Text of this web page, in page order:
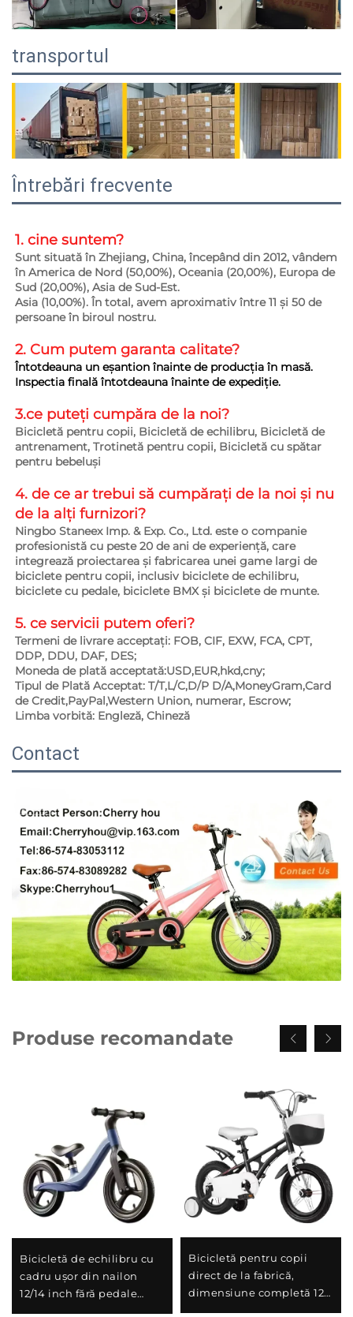
transportul
Întrebări frecvente
1. cine suntem?
Sunt situată în Zhejiang, China, începând din 2012, vândem
în America de Nord (50,00%), Oceania (20,00%), Europa de
Sud (20,00%), Asia de Sud-Est.
Asia (10,00%). În total, avem aproximativ între 11 și 50 de
persoane în biroul nostru.
2. Cum putem garanta calitate?
Întotdeauna un eșantion înainte de producția în masă.
Inspectia finală întotdeauna înainte de expediție.
3.ce puteți cumpăra de la noi?
Bicicletă pentru copii, Bicicletă de echilibru, Bicicletă de
antrenament, Trotinetă pentru copii, Bicicletă cu spătar
pentru bebeluși
4. de ce ar trebui să cumpărați de la noi și nu
de la alți furnizori?
Ningbo Staneex Imp. & Exp. Co., Ltd. este o companie
profesionistă cu peste 20 de ani de experiență, care
integrează proiectarea și fabricarea unei game largi de
biciclete pentru copii, inclusiv biciclete de echilibru,
biciclete cu pedale, biciclete BMX și biciclete de munte.
5. ce servicii putem oferi?
Termeni de livrare acceptați: FOB, CIF, EXW, FCA, CPT,
DDP, DDU, DAF, DES;
Moneda de plată acceptată:USD,EUR,hkd,cny;
Tipul de Plată Acceptat: T/T,L/C,D/P D/A,MoneyGram,Card
de Credit,PayPal,Western Union, numerar, Escrow;
Limba vorbită: Engleză, Chineză
Contact
Produse recomandate
Bicicletă de echilibru cu
cadru ușor din nailon
12/14 inch fără pedale
Bicicletă pentru copii
direct de la fabrică,
dimensiune completă 12-